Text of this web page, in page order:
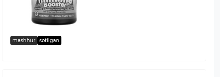
mashhur sotilgan